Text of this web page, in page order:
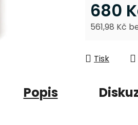
680
561,98 Kč
Tisk
Popis